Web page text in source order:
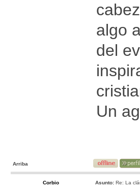
algo
del
Un
Arriba
Corbio Asunto: Re: La